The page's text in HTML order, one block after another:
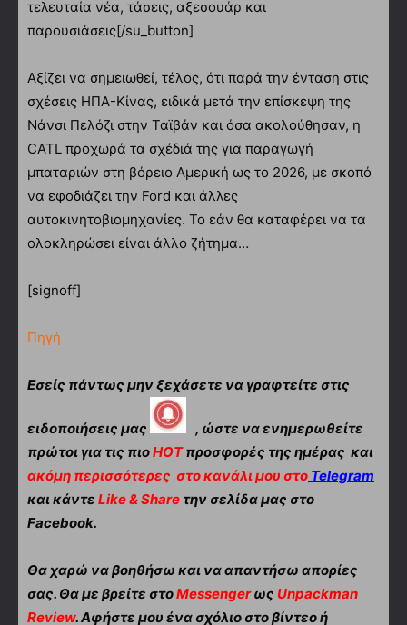
τελευταία νέα, τάσεις, αξεσουάρ και
παρουσιάσεις[/su_button]
Αξίζει να σημειωθεί, τέλος, ότι παρά την ένταση στις
σχέσεις ΗΠΑ-Κίνας, ειδικά μετά την επίσκεψη της
Νάνσι Πελόζι στην Ταϊβάν και όσα ακολούθησαν, η
CATL προχωρά τα σχέδιά της για παραγωγή
μπαταριών στη βόρειο Αμερική ως το 2026, με σκοπό
να εφοδιάζει την Ford και άλλες
αυτοκινητοβιομηχανίες. Το εάν θα καταφέρει να τα
ολοκληρώσει είναι άλλο ζήτημα…
[signoff]
Πηγή
Εσείς πάντως μην ξεχάσετε να γραφτείτε στις
ειδοποιήσεις μας
, ώστε να ενημερωθείτε
πρώτοι για τις πιοHOTπροσφορές της ημέρας και
ακόμη περισσότερες στο κανάλι μου στο Telegram
και κάντε Like & Share την σελίδα μας στο
Facebook.
Θα χαρώ να βοηθήσω και να απαντήσω απορίες
σας. Θα με βρείτε στοMessengerως Unpackman
Review. Αφήστε μου ένα σχόλιο στο βίντεο ή